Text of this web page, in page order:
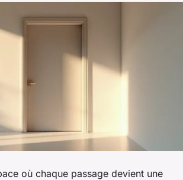
où chaque passage devient une